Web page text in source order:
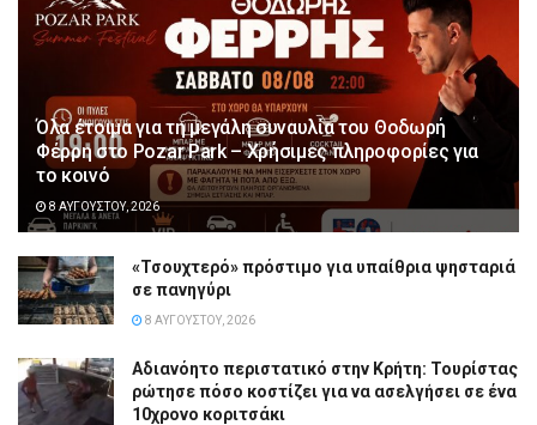
Όλα έτοιμα για τη μεγάλη συναυλία του Θοδωρή
Φέρρη στο Pozar Park – Χρήσιμες πληροφορίες για
το κοινό
8 ΑΥΓΟΎΣΤΟΥ, 2026
«Τσουχτερό» πρόστιμο για υπαίθρια ψησταριά
σε πανηγύρι
8 ΑΥΓΟΎΣΤΟΥ, 2026
Αδιανόητο περιστατικό στην Κρήτη: Τουρίστας
ρώτησε πόσο κοστίζει για να ασελγήσει σε ένα
10χρονο κοριτσάκι